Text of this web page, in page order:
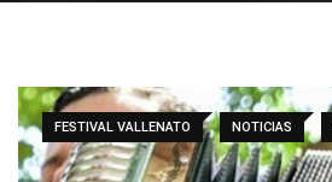
FESTIVAL VALLENATO NOTICIAS